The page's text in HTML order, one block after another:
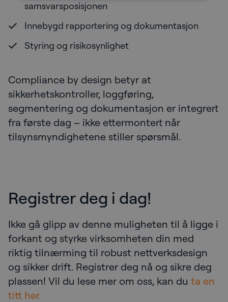
samsvarsposisjonen
Innebygd rapportering og dokumentasjon
Styring og risikosynlighet
Compliance by design betyr at
sikkerhetskontroller, loggføring,
segmentering og dokumentasjon er integrert
fra første dag – ikke ettermontert når
tilsynsmyndighetene stiller spørsmål.
Registrer deg i dag!
Ikke gå glipp av denne muligheten til å ligge i
forkant og styrke virksomheten din med
riktig tilnærming til robust nettverksdesign
og sikker drift. Registrer deg nå og sikre deg
plassen! Vil du lese mer om oss, kan du ta en
titt her.